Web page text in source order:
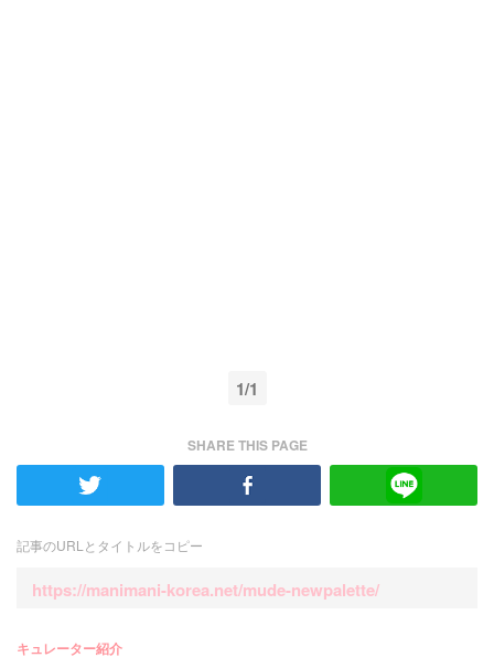
1/1
SHARE THIS PAGE
記事のURLとタイトルをコピー
https://manimani-korea.net/mude-newpalette/
キュレーター紹介